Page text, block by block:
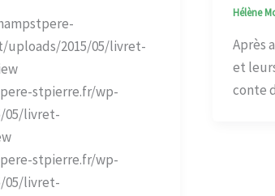
2015/05/livret-
stpierre.fr/wp-
05/livret-
stpierre.fr/wp-
05/livret-
Hélène
Après
et
conte